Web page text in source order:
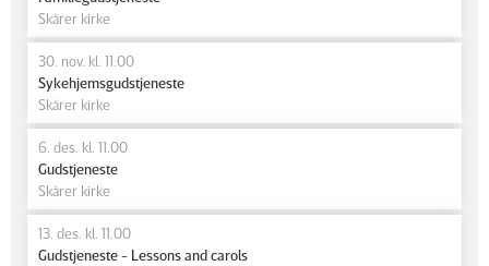
Skårer kirke
30. nov. kl. 11.00
Sykehjemsgudstjeneste
Skårer kirke
6. des. kl. 11.00
Gudstjeneste
Skårer kirke
13. des. kl. 11.00
Gudstjeneste - Lessons and carols